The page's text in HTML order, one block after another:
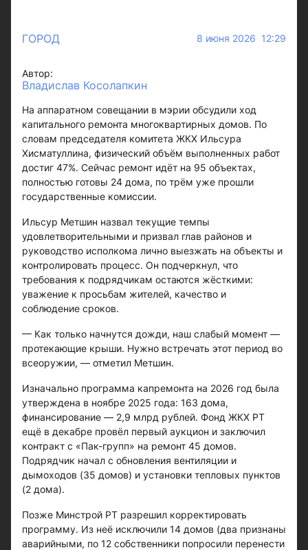
ГОРОД 8 июня 2026 12:29
Автор:
Владислав Косолапкин
На аппаратном совещании в мэрии обсудили ход
капитального ремонта многоквартирных домов. По
словам председателя комитета ЖКХ Ильсура
Хисматуллина, физический объём выполненных работ
достиг 47%. Сейчас ремонт идёт на 95 объектах,
полностью готовы 24 дома, по трём уже прошли
государственные комиссии.
Ильсур Метшин назвал текущие темпы
удовлетворительными и призвал глав районов и
руководство исполкома лично выезжать на объекты и
контролировать процесс. Он подчеркнул, что
требования к подрядчикам остаются жёсткими:
уважение к просьбам жителей, качество и
соблюдение сроков.
— Как только начнутся дожди, наш слабый момент —
протекающие крыши. Нужно встречать этот период во
всеоружии, — отметил Метшин.
Изначально программа капремонта на 2026 год была
утверждена в ноябре 2025 года: 163 дома,
финансирование — 2,9 млрд рублей. Фонд ЖКХ РТ
ещё в декабре провёл первый аукцион и заключил
контракт с «Пак-групп» на ремонт 45 домов.
Подрядчик начал с обновления вентиляции и
дымоходов (35 домов) и установки тепловых пунктов
(2 дома).
Позже Минстрой РТ разрешил корректировать
программу. Из неё исключили 14 домов (два признаны
аварийными, по 12 собственники попросили перенести